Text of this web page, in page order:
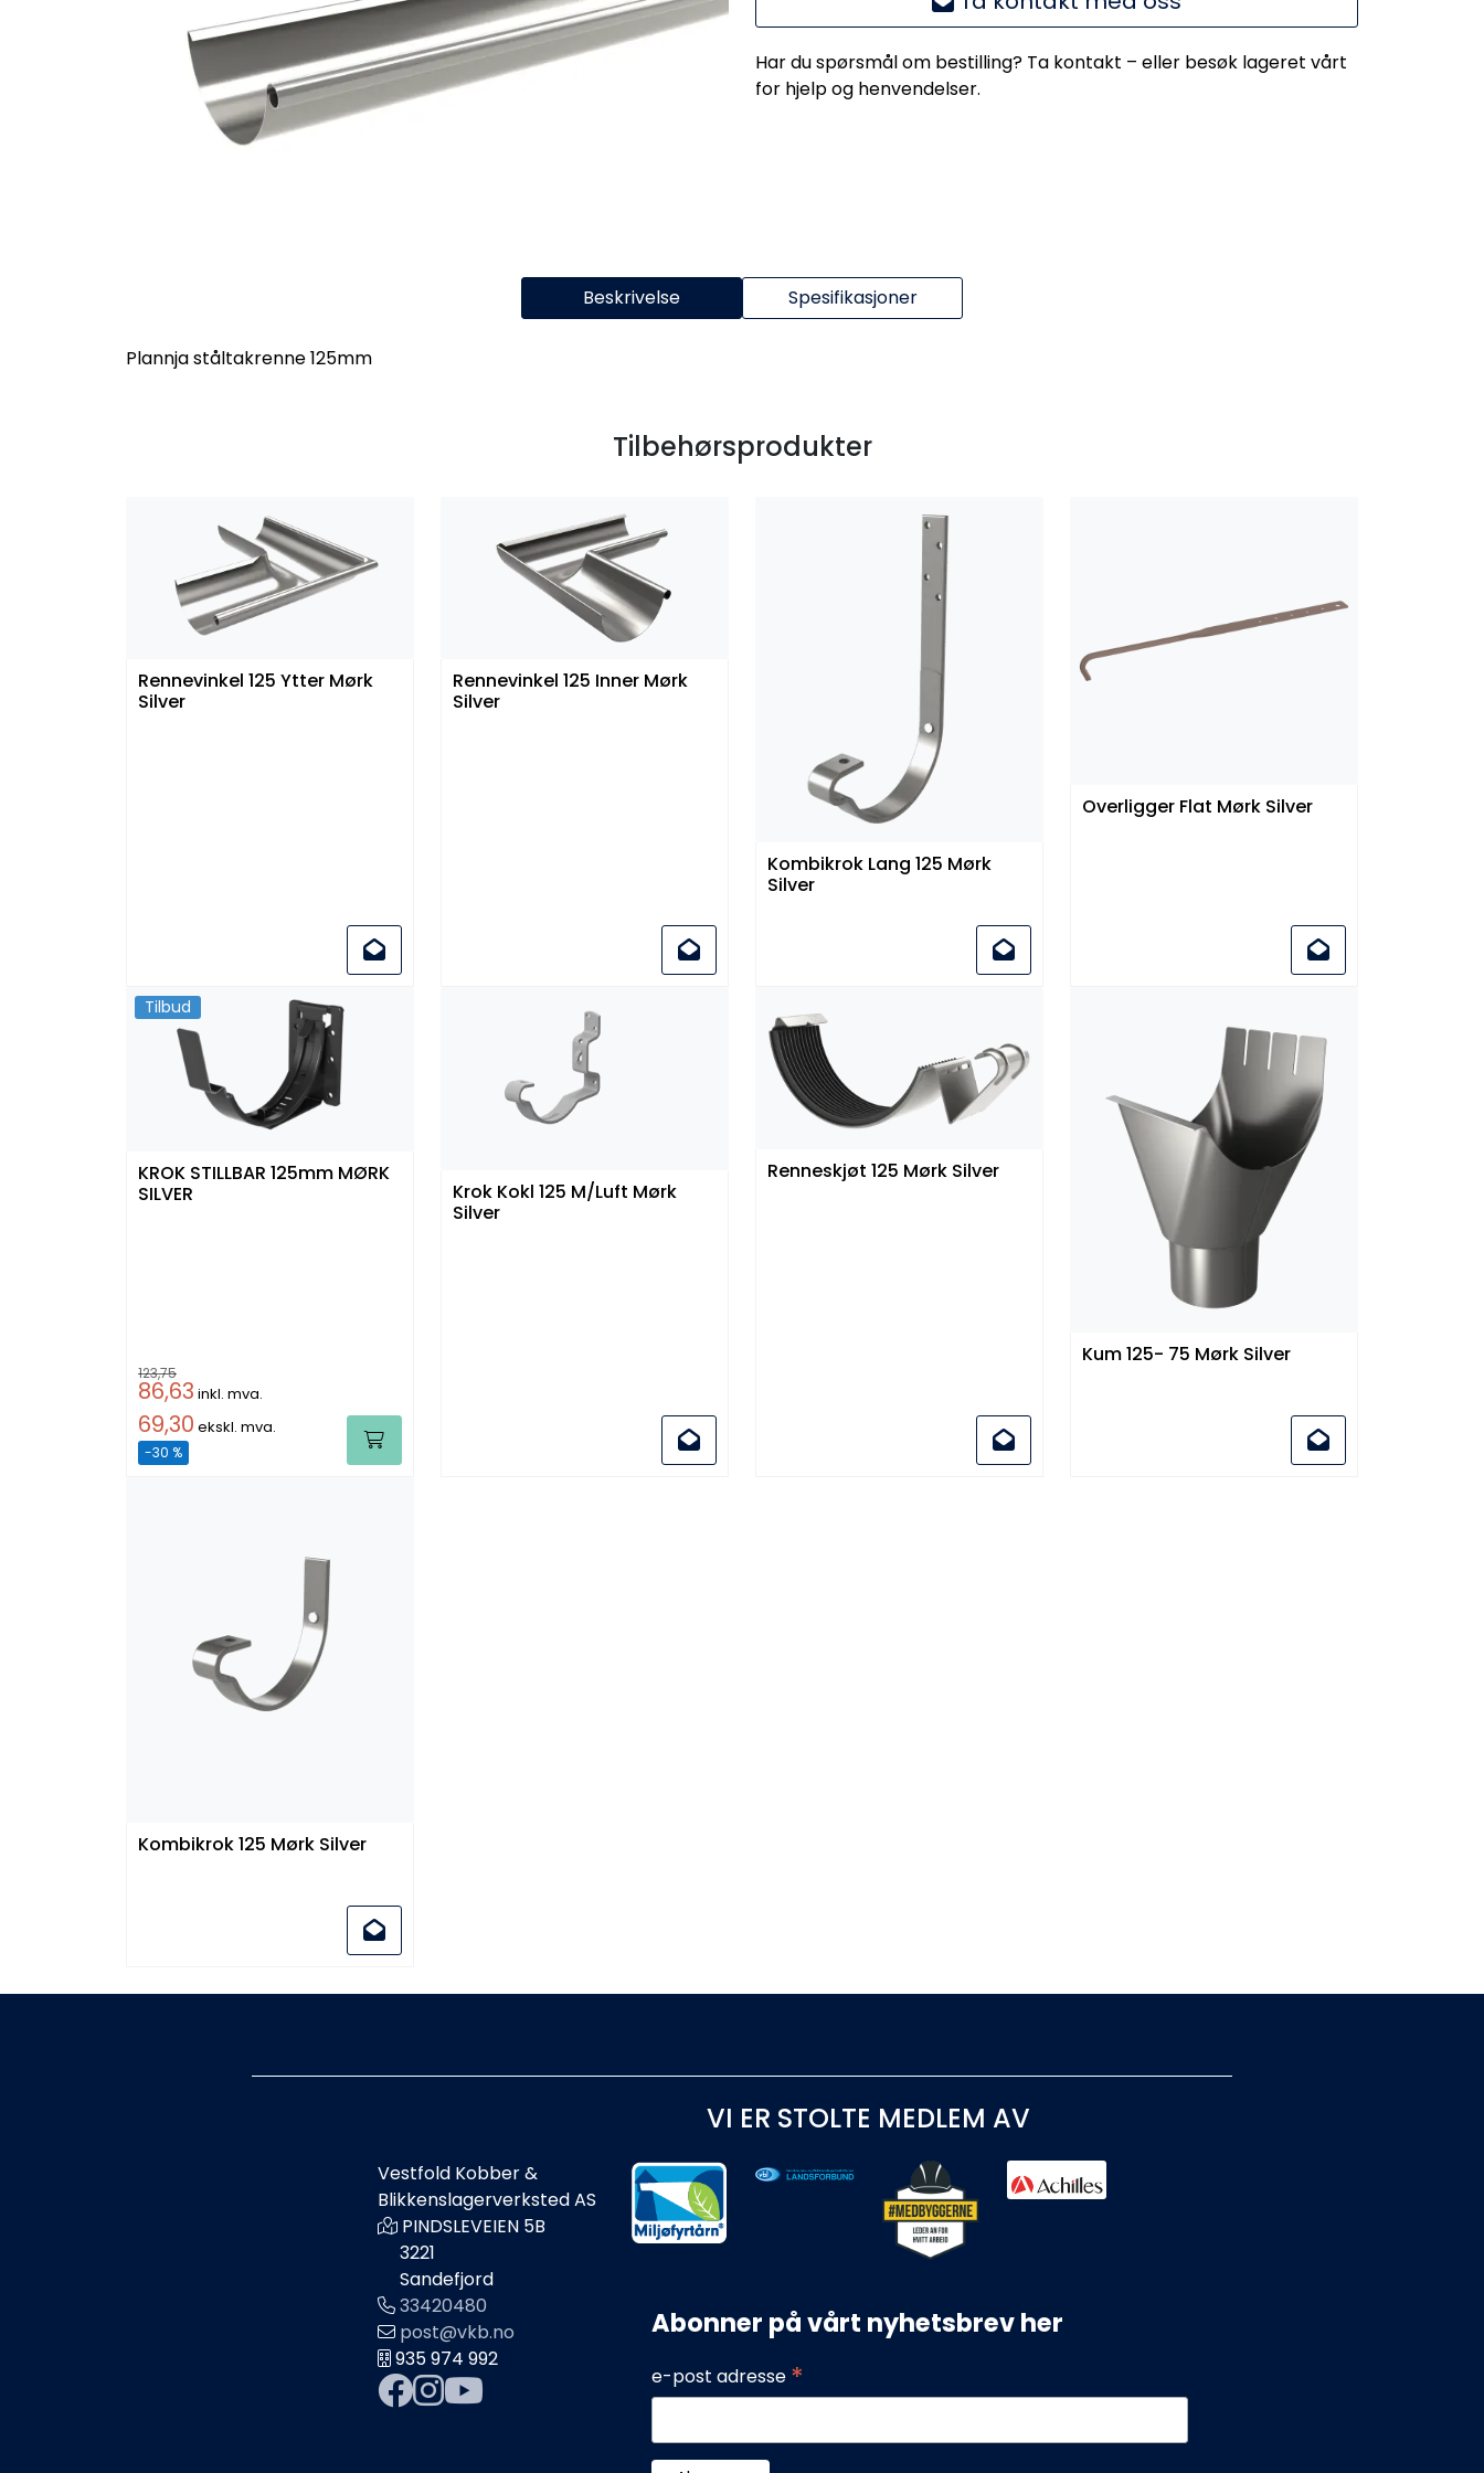
Har du spørsmål om bestilling? Ta kontakt – eller besøk lageret vårt
for hjelp og henvendelser.
Beskrivelse Spesifikasjoner
Plannja ståltakrenne 125mm
Tilbehørsprodukter
Rennevinkel 125 Ytter Mørk
Silver
Rennevinkel 125 Inner Mørk
Silver
Kombikrok Lang 125 Mørk
Silver
Overligger Flat Mørk Silver
Tilbud
KROK STILLBAR 125mm MØRK
SILVER
123,75
86,63 inkl. mva.
69,30 ekskl. mva.
-30 %
Krok Kokl 125 M/Luft Mørk
Silver
Renneskjøt 125 Mørk Silver
Kum 125- 75 Mørk Silver
Kombikrok 125 Mørk Silver
VI ER STOLTE MEDLEM AV
Vestfold Kobber &
Blikkenslagerverksted AS
PINDSLEVEIEN 5B
3221
Sandefjord
33420480
post@vkb.no
935 974 992
Abonner på vårt nyhetsbrev her
e-post adresse *